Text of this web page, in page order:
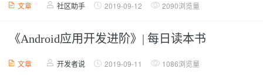
文章 社区助手 2019-09-12 2090浏览量
《Android应用开发进阶》| 每日读本书
文章 开发者说 2019-09-11 1086浏览量